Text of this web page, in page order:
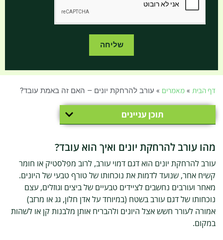
שליחה
דף הבית » מאמרים » עורב להרחקת יונים – האם זה באמת עובד?
תוכן עניינים
מהו עורב להרחקת יונים ואיך הוא עובד?
עורב להרחקת יונים הוא דגם דמוי עורב, לרוב מפלסטיק או חומר
קשיח אחר, שנועד לדמות את נוכחותו של טורף טבעי של היונים.
מאחר ועורבים נחשבים לציידים טבעיים של ביצים וגוזלים, עצם
נוכחותו של דגם עורב בשטח (במיוחד על אדן חלון, גג או מרזב)
אמורה לעורר חשש אצל היונים ולהבריח אותן מלבנות קן או לשהות
במקום.